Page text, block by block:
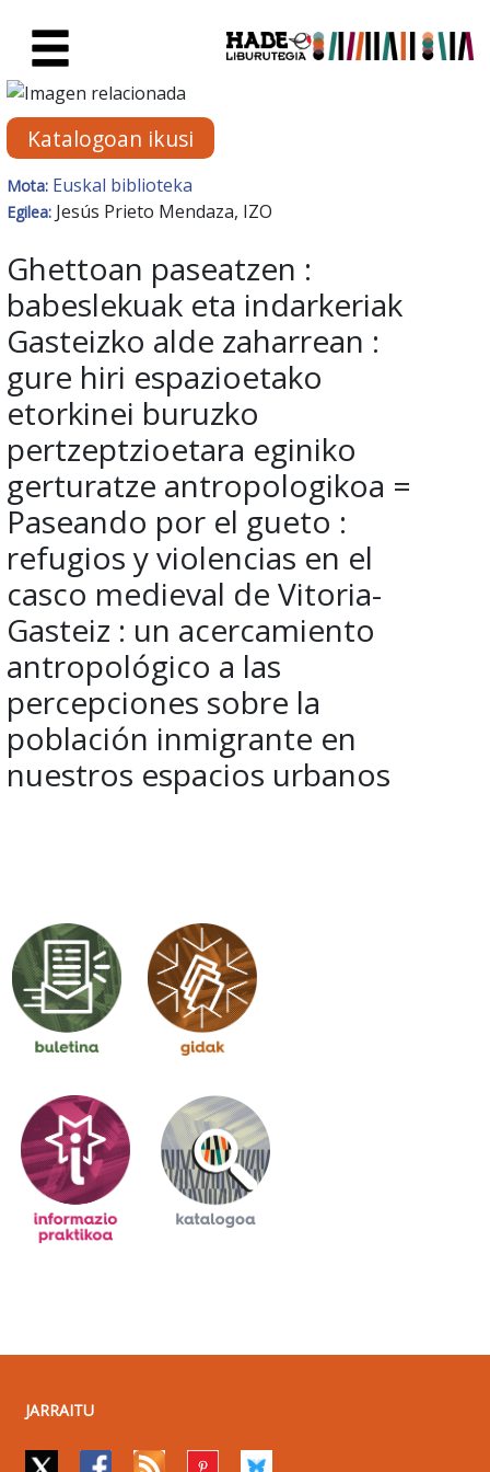
Eskuratu berriak Fitxa -
Katalogoan ikusi
Mota: Euskal biblioteka
Egilea: Jesús Prieto Mendaza, IZO
Ghettoan paseatzen :
babeslekuak eta indarkeriak
Gasteizko alde zaharrean :
gure hiri espazioetako
etorkinei buruzko
pertzeptzioetara eginiko
gerturatze antropologikoa =
Paseando por el gueto :
refugios y violencias en el
casco medieval de Vitoria-
Gasteiz : un acercamiento
antropológico a las
percepciones sobre la
población inmigrante en
nuestros espacios urbanos
JARRAITU